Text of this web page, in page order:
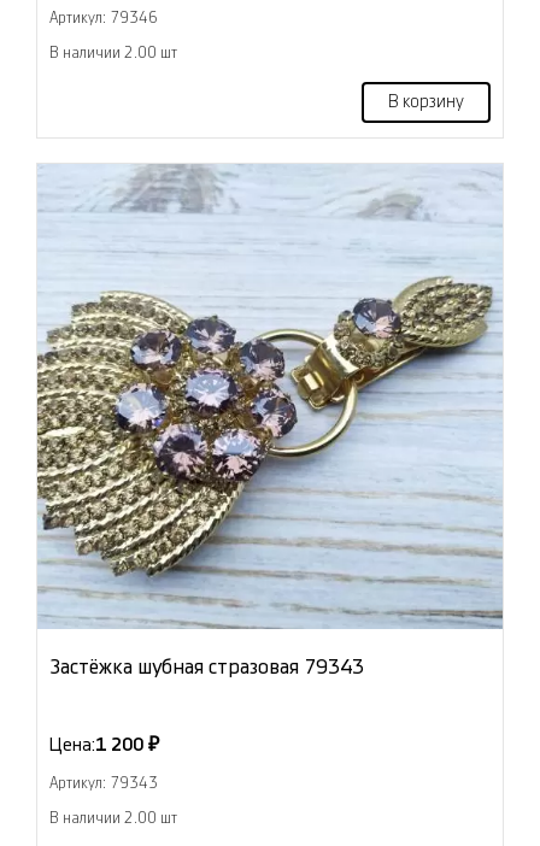
Артикул: 79346
В наличии 2.00 шт
В корзину
Застёжка шубная стразовая 79343
Цена:1 200 ₽
Артикул: 79343
В наличии 2.00 шт